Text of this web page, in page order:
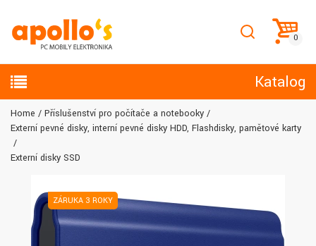
Katalog
Home
Příslušenství pro počítače a notebooky
Externí pevné disky, interní pevné disky HDD, Flashdisky, paměťové karty
Externí disky SSD
ZÁRUKA 3 ROKY